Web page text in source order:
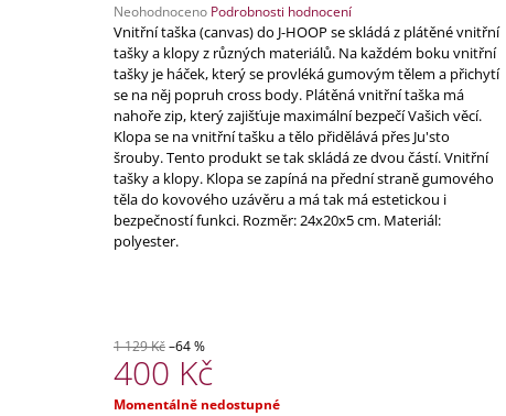
Průměrné
hodnocení
produktu
je
0,0
z
5
hvězdiček.
Neohodnoceno Podrobnosti hodnocení
Vnitřní taška (canvas) do J-HOOP se skládá z plátěné vnitřní
tašky a klopy z různých materiálů. Na každém boku vnitřní
tašky je háček, který se provléká gumovým tělem a přichytí
se na něj popruh cross body. Plátěná vnitřní taška má
nahoře zip, který zajišťuje maximální bezpečí Vašich věcí.
Klopa se na vnitřní tašku a tělo přidělává přes Ju'sto
šrouby. Tento produkt se tak skládá ze dvou částí. Vnitřní
tašky a klopy. Klopa se zapíná na přední straně gumového
těla do kovového uzávěru a má tak má estetickou i
bezpečností funkci. Rozměr: 24x20x5 cm. Materiál:
polyester.
1 129 Kč–64 %
400 Kč
Měrná
Momentálně nedostupné
Původně:5 290 Kč